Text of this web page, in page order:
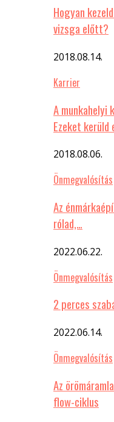
Hogyan
vizsga előtt?
2018.08.14.
Karrier
A
Ezeket kerüld
2018.08.06.
Önmegvalósítás
Az
rólad,…
2022.06.22.
Önmegvalósítás
2 perces
2022.06.14.
Önmegvalósítás
Az
flow-ciklus